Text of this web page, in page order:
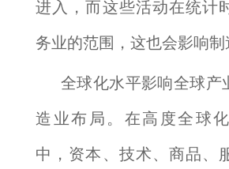
进入，而这些活动在统计
务业的范围，这也会影响制
全球化水平影响全球产
造业布局。在高度全球
中，资本、技术、商品、